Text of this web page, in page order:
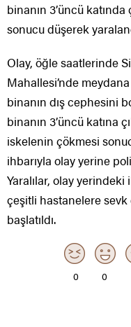
binanın 3’üncü
sonucu düşerek
Olay, öğle saatlerinde
Mahallesi’nde
binanın dış cephesini
binanın 3’üncü katına
iskelenin çökmesi
ihbarıyla olay yerine
Yaralılar, olay
çeşitli hastanelere
başlatıldı.
0 0